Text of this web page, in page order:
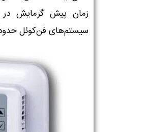
سیستم‌های فن‌کوئل حدودا 1 ساعت